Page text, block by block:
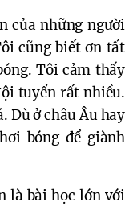
của những người
cũng biết ơn tất
Tôi cảm thấy
tuyển rất nhiều.
Dù ở châu Âu hay
bóng để giành
là bài học lớn với